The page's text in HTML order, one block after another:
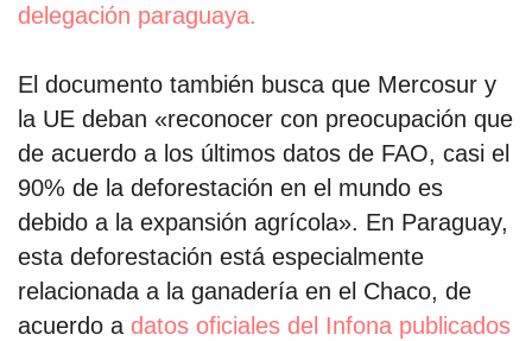
delegación paraguaya.
El documento también busca que Mercosur y
la UE deban «reconocer con preocupación que
de acuerdo a los últimos datos de FAO, casi el
90% de la deforestación en el mundo es
debido a la expansión agrícola». En Paraguay,
esta deforestación está especialmente
relacionada a la ganadería en el Chaco, de
acuerdo a datos oficiales del Infona publicados